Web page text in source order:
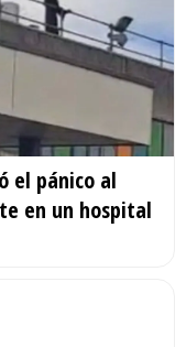
el pánico al
en un hospital